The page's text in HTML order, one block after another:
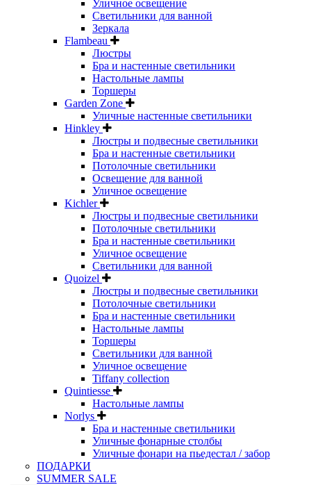
Уличное освещение
Светильники для ванной
Зеркала
Flambeau
Люстры
Бра и настенные светильники
Настольные лампы
Торшеры
Garden Zone
Уличные настенные светильники
Hinkley
Люстры и подвесные светильники
Бра и настенные светильники
Потолочные светильники
Освещение для ванной
Уличное освещение
Kichler
Люстры и подвесные светильники
Потолочные светильники
Бра и настенные светильники
Уличное освещение
Светильники для ванной
Quoizel
Люстры и подвесные светильники
Потолочные светильники
Бра и настенные светильники
Настольные лампы
Торшеры
Светильники для ванной
Уличное освещение
Tiffany collection
Quintiesse
Настольные лампы
Norlys
Бра и настенные светильники
Уличные фонарные столбы
Уличные фонари на пьедестал / забор
ПОДАРКИ
SUMMER SALE